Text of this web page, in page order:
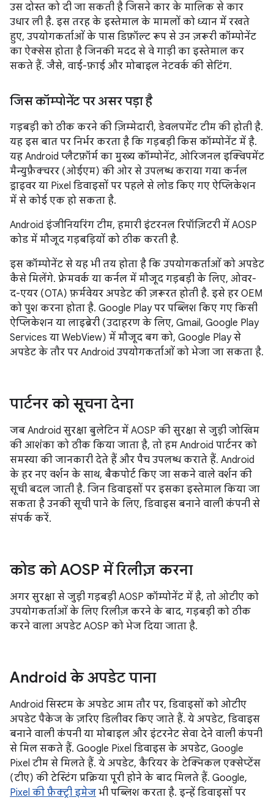
उस दोस्त को दी जा सकती है जिसने कार के मालिक से कार
उधार ली है. इस तरह के इस्तेमाल के मामलों को ध्यान में रखते
हुए, उपयोगकर्ताओं के पास डिफ़ॉल्ट रूप से उन ज़रूरी कॉम्पोनेंट
का ऐक्सेस होता है जिनकी मदद से वे गाड़ी का इस्तेमाल कर
सकते हैं. जैसे, वाई-फ़ाई और मोबाइल नेटवर्क की सेटिंग.
जिस कॉम्पोनेंट पर असर पड़ा है
गड़बड़ी को ठीक करने की ज़िम्मेदारी, डेवलपमेंट टीम की होती है.
यह इस बात पर निर्भर करता है कि गड़बड़ी किस कॉम्पोनेंट में है.
यह Android प्लैटफ़ॉर्म का मुख्य कॉम्पोनेंट, ओरिजनल इक्विपमेंट
मैन्युफ़ैक्चरर (ओईएम) की ओर से उपलब्ध कराया गया कर्नल
ड्राइवर या Pixel डिवाइसों पर पहले से लोड किए गए ऐप्लिकेशन
में से कोई एक हो सकता है.
Android इंजीनियरिंग टीम, हमारी इंटरनल रिपॉज़िटरी में AOSP
कोड में मौजूद गड़बड़ियों को ठीक करती है.
इस कॉम्पोनेंट से यह भी तय होता है कि उपयोगकर्ताओं को अपडेट
कैसे मिलेंगे. फ़्रेमवर्क या कर्नल में मौजूद गड़बड़ी के लिए, ओवर-
द-एयर (OTA) फ़र्मवेयर अपडेट की ज़रूरत होती है. इसे हर OEM
को पुश करना होता है. Google Play पर पब्लिश किए गए किसी
ऐप्लिकेशन या लाइब्रेरी (उदाहरण के लिए, Gmail, Google Play
Services या WebView) में मौजूद बग को, Google Play से
अपडेट के तौर पर Android उपयोगकर्ताओं को भेजा जा सकता है.
पार्टनर को सूचना देना
जब Android सुरक्षा बुलेटिन में AOSP की सुरक्षा से जुड़ी जोखिम
की आशंका को ठीक किया जाता है, तो हम Android पार्टनर को
समस्या की जानकारी देते हैं और पैच उपलब्ध कराते हैं. Android
के हर नए वर्शन के साथ, बैकपोर्ट किए जा सकने वाले वर्शन की
सूची बदल जाती है. जिन डिवाइसों पर इसका इस्तेमाल किया जा
सकता है उनकी सूची पाने के लिए, डिवाइस बनाने वाली कंपनी से
संपर्क करें.
कोड को AOSP में रिलीज़ करना
अगर सुरक्षा से जुड़ी गड़बड़ी AOSP कॉम्पोनेंट में है, तो ओटीए को
उपयोगकर्ताओं के लिए रिलीज़ करने के बाद, गड़बड़ी को ठीक
करने वाला अपडेट AOSP को भेज दिया जाता है.
Android के अपडेट पाना
Android सिस्टम के अपडेट आम तौर पर, डिवाइसों को ओटीए
अपडेट पैकेज के ज़रिए डिलीवर किए जाते हैं. ये अपडेट, डिवाइस
बनाने वाली कंपनी या मोबाइल और इंटरनेट सेवा देने वाली कंपनी
से मिल सकते हैं. Google Pixel डिवाइस के अपडेट, Google
Pixel टीम से मिलते हैं. ये अपडेट, कैरियर के टेक्निकल एक्सेप्टेंस
(टीए) की टेस्टिंग प्रक्रिया पूरी होने के बाद मिलते हैं. Google,
Pixel की फ़ैक्ट्री इमेज भी पब्लिश करता है. इन्हें डिवाइसों पर